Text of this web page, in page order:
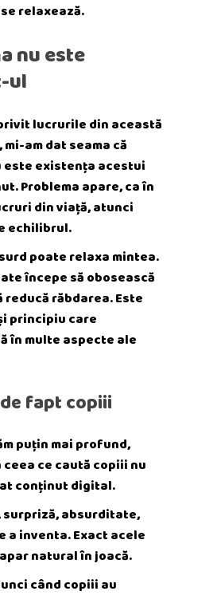
relaxează.
nu este
ul
lucrurile din această
am dat seama că
este existența acestui
Problema apare, ca în
din viață, atunci
echilibrul.
poate relaxa mintea.
începe să obosească
reducă răbdarea. Este
principiu care
în multe aspecte ale
fapt copiii
puțin mai profund,
ceea ce caută copiii nu
conținut digital.
surpriză, absurditate,
a inventa. Exact acele
natural în joacă.
când copiii au